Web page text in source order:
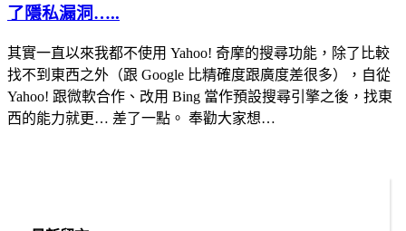
了隱私漏洞…..
其實一直以來我都不使用 Yahoo! 奇摩的搜尋功能，除了比較
找不到東西之外（跟 Google 比精確度跟廣度差很多），自從
Yahoo! 跟微軟合作、改用 Bing 當作預設搜尋引擎之後，找東
西的能力就更… 差了一點。 奉勸大家想…